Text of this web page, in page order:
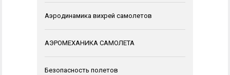
Аэродинамика вихрей самолетов
АЭРОМЕХАНИКА САМОЛЕТА
Безопасность полетов